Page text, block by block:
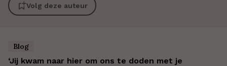
Volg deze auteur
Blog
‘Jij kwam naar hier om ons te doden met je